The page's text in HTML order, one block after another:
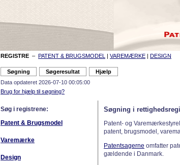
REGISTRE – PATENT & BRUGSMODEL | VAREMÆRKE | DESIGN
Data opdateret 2026-07-10 00:05:00
Brug for hjælp til søgning?
Søg i registrene:
Patent & Brugsmodel
Varemærke
Design
Søgning i
Patent- og
patent, brugsmodel,
Patentsagerne omfatter
gældende i Danmark.